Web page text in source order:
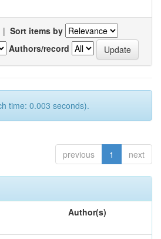
| Sort items by
Authors/record
time: 0.003 seconds).
previous 1 next
Author(s)